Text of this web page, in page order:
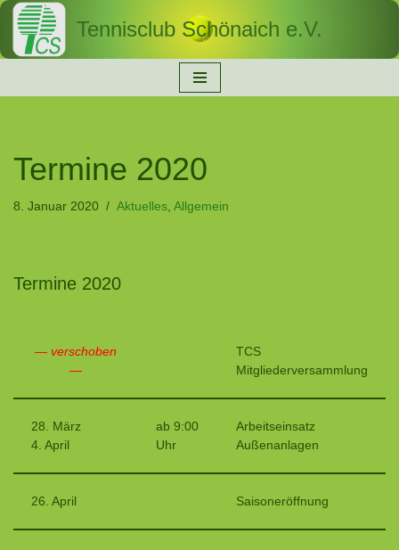
Zum
Tennisclub Schönaich e.V.
Termine 2020
8. Januar 2020 Aktuelles, Allgemein
Termine 2020
— verschoben
—
TCS
Mitgliederversammlung
28. März
4. April
ab 9:00
Uhr
Arbeitseinsatz
Außenanlagen
26. April Saisoneröffnung